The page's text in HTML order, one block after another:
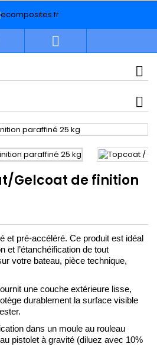

Gelcoat de finition
et pré-accéléré. Ce produit est idéal
et l’étanchéification de tout
votre bateau, pièce technique,
une couche extérieure lisse,
durablement la surface visible
dans un moule au rouleau
pistolet à gravité (diluez avec 10%